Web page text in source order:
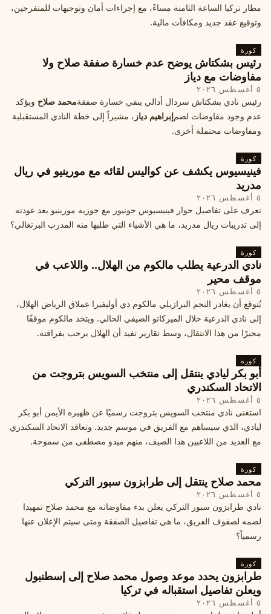
مطار تركيا الساعة الثامنة مساءً، مع إجراءات أمان وتوجيهات للمتفرجين،
وتوقيع عقد جديد ومكافآت مالية.
كورة
رئيس بشكتاش يوضح عدم خسارة صفقة صلاح ولا
مفاوضات مع دياز
٥ أغسطس ٢٠٢٦
رئيس نادي بشكتاش سردال أدالي ينفي خسارة صفقةمحمد صلاح ويؤكد
عدم وجود مفاوضات لضمإبراهيم دياز ، مشيراً إلى خطة النادي المستقبلية
ومفاوضات محتملة أخرى.
كورة
فينيسيوس يكشف عن كواليس لقائه مع مورينيو في ريال
مدريد
٥ أغسطس ٢٠٢٦
تعرف على تفاصيل حوار فينيسيوس جونيور مع جوزيه مورينيو بعد عودته
إلى تدريبات ريال مدريد، ما هي الأشياء التي طلبها منه المدرب البرتغالي؟
كورة
نادي الدرعية يطلب مالكوم من الهلال.. واللاعب في
موقف محير
٥ أغسطس ٢٠٢٦
يُتوقع أن يغادر النجم البرازيلي مالكوم دي أوليفيرا عملاق الرياض الهلال،
إلى نادي الدرعية خلال الميركاتو الصيفي الحالي. ويتخذ مالكوم موقفًا
محيرًا من هذا الانتقال، وسط تقارير تفيد أن الهلال يرحب بفراقته.
كورة
أبو بكر ليادي ينتقل إلى منتخب السويس بتروجت من
الاتحاد السكندري
٥ أغسطس ٢٠٢٦
استغنى نادي منتخب السويس بتروجت رسميًا عن ظهيره الأيمن أبو بكر
ليادي، الذي سيساهم مع الفريق في موسم جديد. وتعاقد الاتحاد السكندري
مع العديد من اللاعبين هذا الصيف، منهم ميدو مصطفى من سموحة.
كورة
محمد صلاح ينتقل إلى طرابزون سبور التركي
٥ أغسطس ٢٠٢٦
نادي طرابزون سبور التركي يعلن بدء مفاوضاته مع محمد صلاح تمهيدا
لضمه لصفوف الفريق، ما هي تفاصيل الصفقة ومتى سيتم الإعلان عنها
رسمياً؟
كورة
طرابزون يحدد موعد وصول محمد صلاح إلى إسطنبول
ويعلن تفاصيل استقباله في تركيا
٥ أغسطس ٢٠٢٦